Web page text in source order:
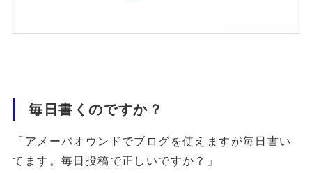
毎日書くのですか？
「アメーバオウンドでブログを使えますが毎日書い
てます。毎日投稿で正しいですか？」